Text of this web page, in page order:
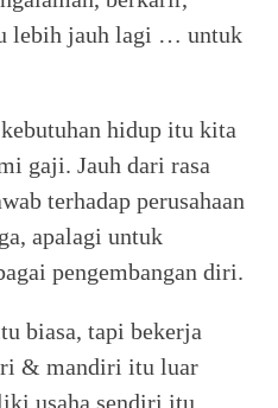
lebih jauh lagi … untuk
hidup itu kita
gaji. Jauh dari rasa
terhadap perusahaan
apalagi untuk
pengembangan diri.
biasa, tapi bekerja
& mandiri itu luar
usaha sendiri itu